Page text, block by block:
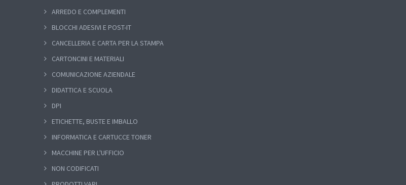
ARREDO E COMPLEMENTI
BLOCCHI ADESIVI E POST-IT
CANCELLERIA E CARTA PER LA STAMPA
CARTONCINI E MATERIALI
COMUNICAZIONE AZIENDALE
DIDATTICA E SCUOLA
DPI
ETICHETTE, BUSTE E IMBALLO
INFORMATICA E CARTUCCE TONER
MACCHINE PER L'UFFICIO
NON CODIFICATI